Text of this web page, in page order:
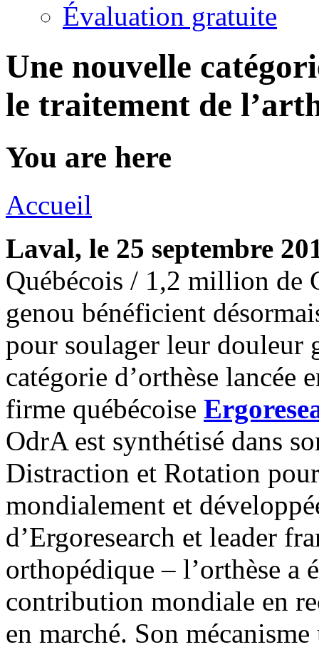
Évaluation gratuite
Une nouvelle
le traitement de
You are here
Accueil
Laval, le 25 septembre
Québécois / 1,2 million de
genou bénéficient
pour soulager leur douleur
catégorie d’orthèse lancée
firme québécoise
OdrA est synthétisé dans
Distraction et Rotation
mondialement et
d’Ergoresearch et leader
orthopédique – l’orthèse a
contribution mondiale en
en marché. Son